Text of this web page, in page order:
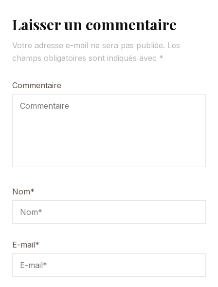
Laisser un commentaire
Votre adresse e-mail ne sera pas publiée. Les
champs obligatoires sont indiqués avec *
Commentaire
Nom*
E-mail*